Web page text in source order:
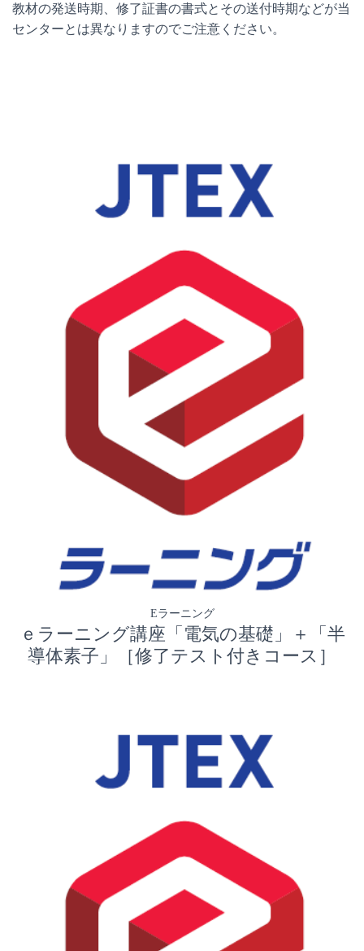
教材の発送時期、修了証書の書式とその送付時期などが当
センターとは異なりますのでご注意ください。
Eラーニング
ｅラーニング講座「電気の基礎」＋「半
導体素子」［修了テスト付きコース］